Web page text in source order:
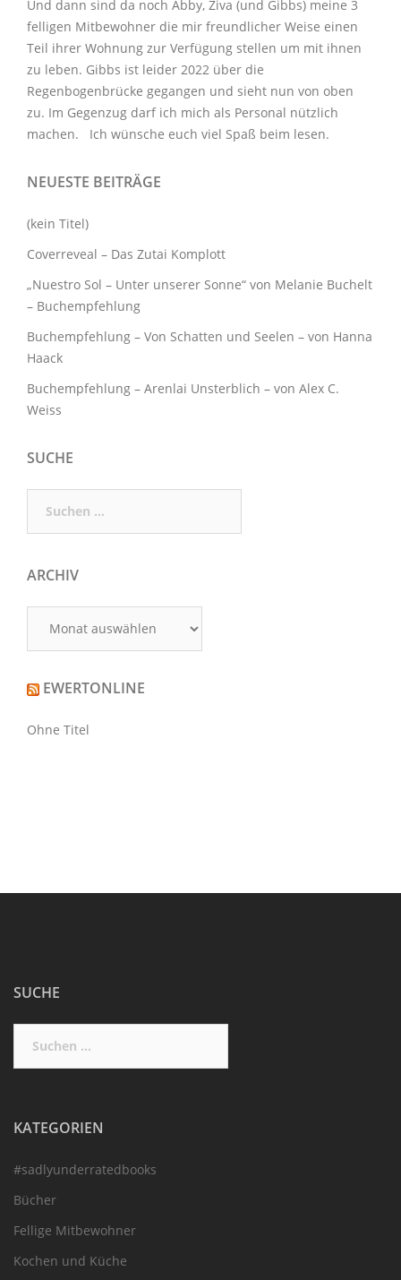
Und dann sind da noch Abby, Ziva (und Gibbs) meine 3
felligen Mitbewohner die mir freundlicher Weise einen
Teil ihrer Wohnung zur Verfügung stellen um mit ihnen
zu leben. Gibbs ist leider 2022 über die
Regenbogenbrücke gegangen und sieht nun von oben
zu. Im Gegenzug darf ich mich als Personal nützlich
machen. Ich wünsche euch viel Spaß beim lesen.
NEUESTE BEITRÄGE
(kein Titel)
Coverreveal – Das Zutai Komplott
„Nuestro Sol – Unter unserer Sonne“ von Melanie Buchelt
– Buchempfehlung
Buchempfehlung – Von Schatten und Seelen – von Hanna
Haack
Buchempfehlung – Arenlai Unsterblich – von Alex C.
Weiss
SUCHE
nach:
ARCHIV
EWERTONLINE
Ohne Titel
SUCHE
nach:
KATEGORIEN
#sadlyunderratedbooks
Bücher
Fellige Mitbewohner
Kochen und Küche